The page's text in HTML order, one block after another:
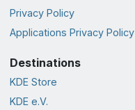
Privacy Policy
Applications Privacy Policy
Destinations
KDE Store
KDE e.V.